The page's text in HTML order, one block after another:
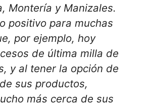
Montería y Manizales.
positivo para muchas
por ejemplo, hoy
de última milla de
y al tener la opción de
sus productos,
más cerca de sus